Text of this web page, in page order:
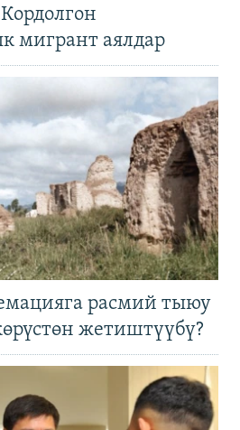
мигрант аялдар
расмий тыюу
жетиштүүбү?